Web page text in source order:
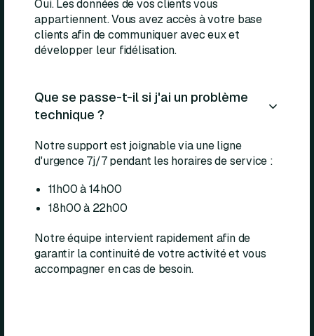
Oui. Les données de vos clients vous
appartiennent. Vous avez accès à votre base
clients afin de communiquer avec eux et
développer leur fidélisation.
Que se passe-t-il si j'ai un problème
technique ?
Notre support est joignable via une ligne
d'urgence 7j/7 pendant les horaires de service :
11h00 à 14h00
18h00 à 22h00
Notre équipe intervient rapidement afin de
garantir la continuité de votre activité et vous
accompagner en cas de besoin.